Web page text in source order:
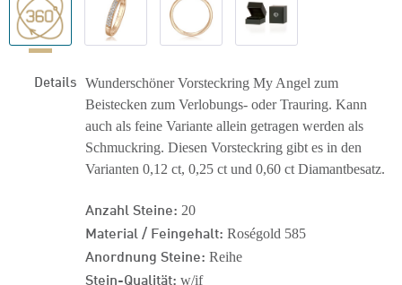
Details Wunderschöner Vorsteckring My Angel zum
Beistecken zum Verlobungs- oder Trauring. Kann
auch als feine Variante allein getragen werden als
Schmuckring. Diesen Vorsteckring gibt es in den
Varianten 0,12 ct, 0,25 ct und 0,60 ct Diamantbesatz.
Anzahl Steine: 20
Material / Feingehalt: Roségold 585
Anordnung Steine: Reihe
Stein-Qualität: w/if